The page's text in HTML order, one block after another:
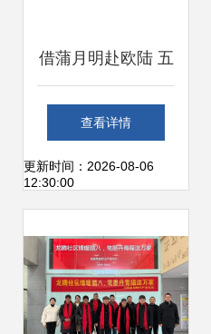
借蒲月明赴欧陆 五
指山黎苗童声合唱
团归来启示录
查看详情
更新时间：2026-08-06
12:30:00